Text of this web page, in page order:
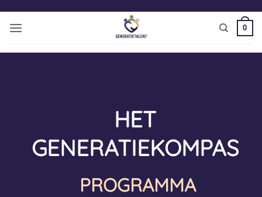
naar
inhoud
0
HET
GENERATIEKOMPAS
PROGRAMMA